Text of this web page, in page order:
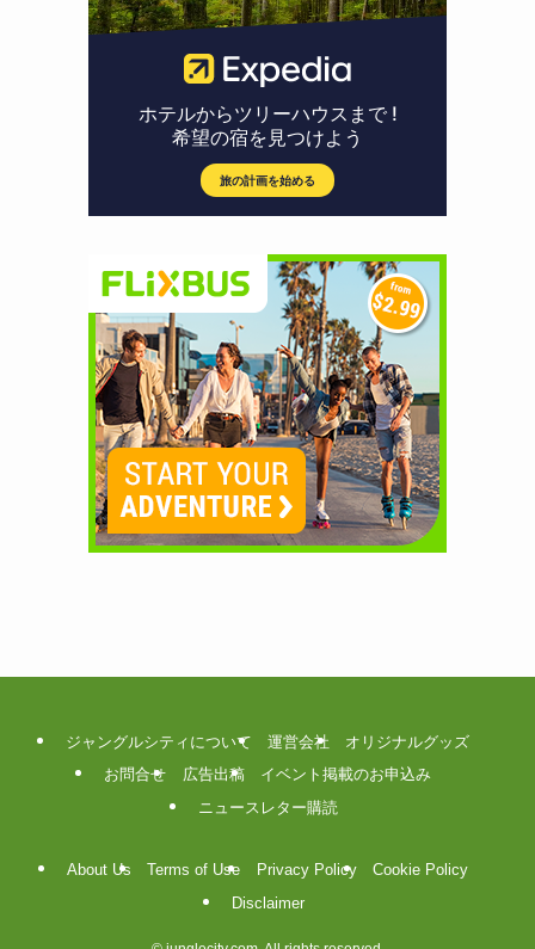
ジャングルシティについて 運営会社
オリジナルグッズ
お問合せ
広告出稿
イベント掲載のお申込み
ニュースレター購読
About Us Terms of Use Privacy Policy
Cookie Policy
Disclaimer